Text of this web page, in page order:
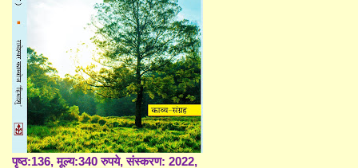
पृष्ठ:136, मूल्य:340 रुपये, संस्करण: 2022,